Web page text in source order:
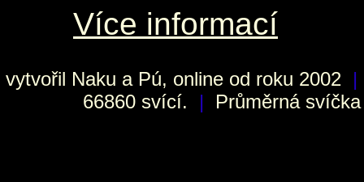
Více informací
vytvořil Naku a Pú, online od roku 2002 |
66860 svící.
| Průměrná